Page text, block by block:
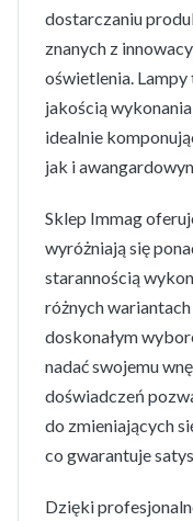
dostarczaniu
znanych z
oświetlenia.
jakością
idealnie
jak i
Sklep Immag
wyróżniają się
starannością
różnych
doskonałym
nadać swojemu
doświadczeń
do zmieniających
co gwarantuje
Dzięki